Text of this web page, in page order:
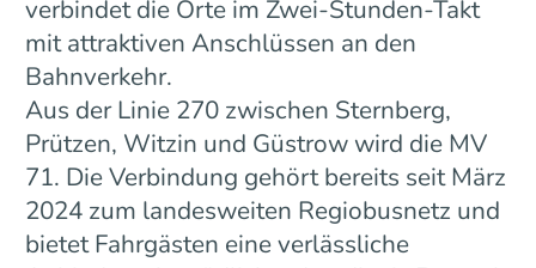
verbindet die Orte im Zwei-Stunden-Takt
mit attraktiven Anschlüssen an den
Bahnverkehr.
Aus der Linie 270 zwischen Sternberg,
Prützen, Witzin und Güstrow wird die MV
71. Die Verbindung gehört bereits seit März
2024 zum landesweiten Regiobusnetz und
bietet Fahrgästen eine verlässliche